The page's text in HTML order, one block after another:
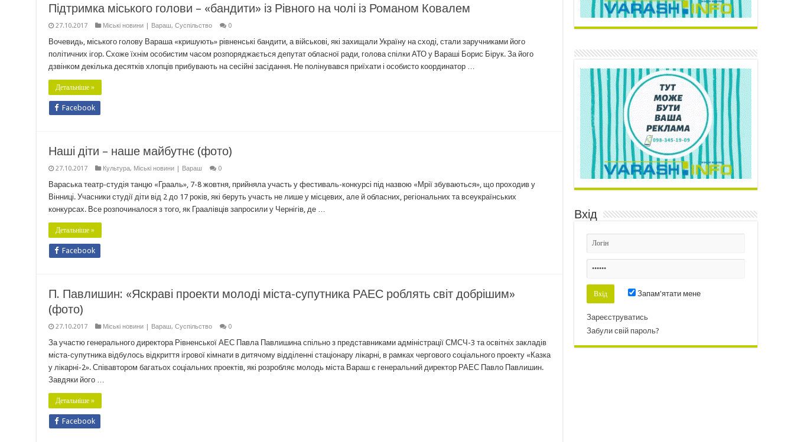
Підтримка міського голови – «бандити» із Рівного на чолі із Романом Ковалем
27.10.2017 Міські новини | Вараш, Суспільство 0
Вочевидь, міського голову Вараша «кришують» рівненські бандити, а військові, які захищали Україну на сході, стали заручниками його
політичних ігор. Схоже їхнім особистим часом розпоряджається депутат обласної ради, голова спілки АТО у Вараші Борис Бірук. За його
дзвінком декілька десятків хлопців прибувають на сесійні засідання. Не полінувався приїхати і особисто координатор …
Детальніше »
Facebook
Наші діти – наше майбутнє (фото)
27.10.2017 Культура, Міські новини | Вараш 0
Вараська театр-студія танцю «Грааль», 7-8 жовтня, прийняла участь у фестиваль-конкурсі під назвою «Мрії збуваються», що проходив у
Вінниці. Учасники студії діти від 2 до 17 років, які беруть участь не лише у місцевих, але й обласних, регіональних та всеукраїнських
конкурсах. Все розпочиналося з того, як Граалівців запросили у Чернігів, де …
Детальніше »
Facebook
П. Павлишин: «Яскраві проекти молоді міста-супутника РАЕС роблять світ добрішим»
(фото)
27.10.2017 Міські новини | Вараш, Суспільство 0
За участю генерального директора Рівненської АЕС Павла Павлишина спільно з представниками адміністрації СМСЧ-3 та освітніх закладів
міста-супутника відбулось відкриття ігрової кімнати в дитячому відділенні стаціонару лікарні, в рамках чергового соціального проекту «Казка
у лікарні-2». Співавтором багатьох соціальних проектів, які розробляє молодь міста Вараш є генеральний директор РАЕС Павло Павлишин.
Завдяки його …
Детальніше »
Facebook
Вхід
Запам'ятати мене
Зареєструватись
Забули свій пароль?